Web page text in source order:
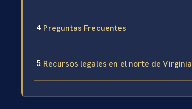
Preguntas Frecuentes
Recursos legales en el norte de Virginia